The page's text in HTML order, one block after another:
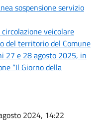
sospensione servizio
veicolare
del territorio del Comune
27 e 28 agosto 2025, in
“Il Giorno della
2024, 14:22